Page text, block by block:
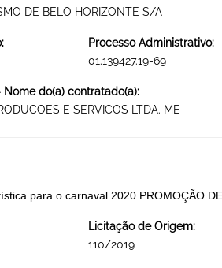
DE BELO HORIZONTE S/A
Processo Administrativo:
01.139427.19-69
do(a) contratado(a):
E SERVICOS LTDA. ME
para o carnaval 2020 PROMOÇÃO
Licitação de Origem:
110/2019